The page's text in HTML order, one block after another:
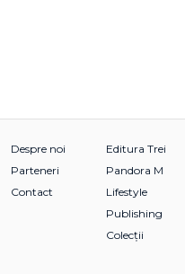
Despre noi
Parteneri
Contact
Editura Trei
Pandora M
Lifestyle
Publishing
Colecții